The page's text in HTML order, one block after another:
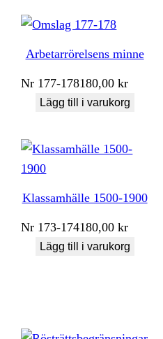
Arbetarrörelsens minne
Nr 177-178180,00kr
Lägg till i varukorg
Klassamhälle 1500-1900
Nr 173-174180,00kr
Lägg till i varukorg